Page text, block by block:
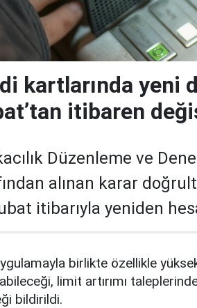
kartlarında yeni
itibaren
Düzenleme ve
alınan karar
itibarıyla yeniden
birlikte özellikle
limit artırımı
bildirildi.